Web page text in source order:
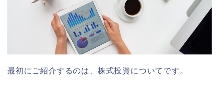
最初にご紹介するのは、株式投資についてです。